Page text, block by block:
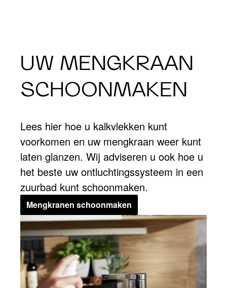
UW MENGKRAAN
SCHOONMAKEN
Lees hier hoe u kalkvlekken kunt
voorkomen en uw mengkraan weer kunt
laten glanzen. Wij adviseren u ook hoe u
het beste uw ontluchtingssysteem in een
zuurbad kunt schoonmaken.
Mengkranen schoonmaken